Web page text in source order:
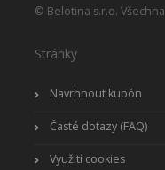
© Belotina s.r.o.
Stránky
Navrhnout kupón
Časté dotazy (FAQ)
Využití cookies